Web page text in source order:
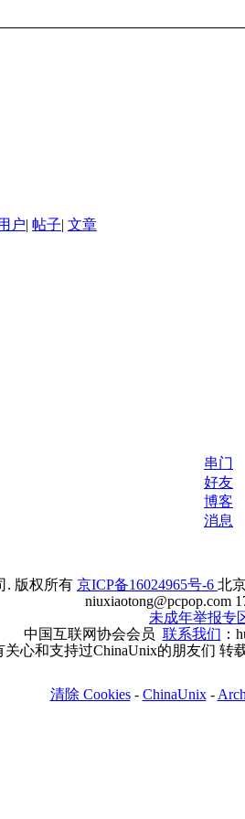
户| 帖子| 文章
串门
好友
博客
消息
. 版权所有 京ICP备16024965号-6 北
niuxiaotong@pcpop.com
未成年举报专
中国互联网协会会员 联系我们 ：
关心和支持过ChinaUnix的朋友们 转
清除 Cookies- ChinaUnix-